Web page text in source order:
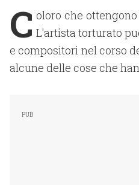
C oloro che
L'artista torturato
e compositori nel corso
alcune delle cose che